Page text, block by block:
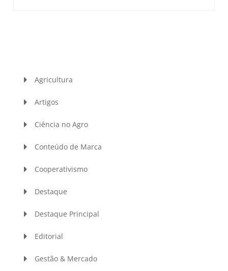
Agricultura
Artigos
Ciência no Agro
Conteúdo de Marca
Cooperativismo
Destaque
Destaque Principal
Editorial
Gestão & Mercado